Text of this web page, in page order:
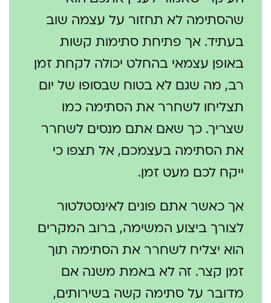
שהסתימה לא תחזור על עצמה שוב
בעתיד. אך פתיחת סתימות קשות
באופן עצמאי בהחלט יכולה לקחת זמן
רב, מה שגם לא בטוח שבסופו של יום
תצליחו לשחרר את הסתימה כמו
שצריך. כך שאם אתם מנסים לשחרר
את הסתימה בעצמכם, אל תצפו כי
ייקח לכם מעט זמן.
אך כאשר אתם פונים לאינסטלטור
לצורך ביצוע המשימה, ברוב המקרים
הוא יצליח לשחרר את הסתימה תוך
זמן קצר. זה לא באמת משנה אם
מדובר על סתימה קשה בשירותים,